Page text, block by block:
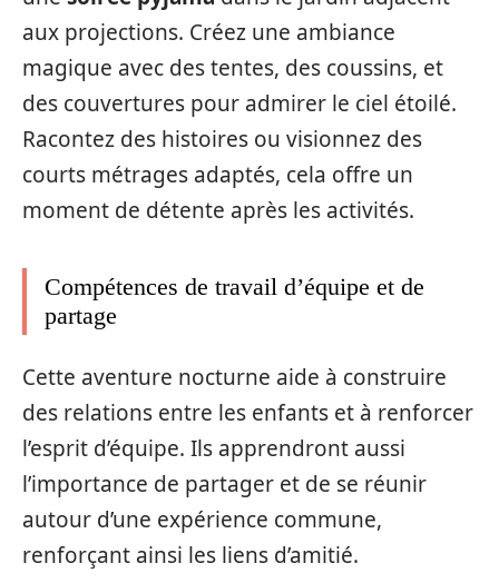
aux projections. Créez une ambiance
magique avec des tentes, des coussins, et
des couvertures pour admirer le ciel étoilé.
Racontez des histoires ou visionnez des
courts métrages adaptés, cela offre un
moment de détente après les activités.
Compétences de travail d’équipe et de
partage
Cette aventure nocturne aide à construire
des relations entre les enfants et à renforcer
l’esprit d’équipe. Ils apprendront aussi
l’importance de partager et de se réunir
autour d’une expérience commune,
renforçant ainsi les liens d’amitié.